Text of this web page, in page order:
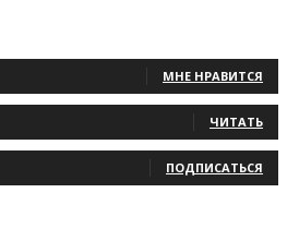
МНЕ НРАВИТСЯ
ЧИТАТЬ
ПОДПИСАТЬСЯ